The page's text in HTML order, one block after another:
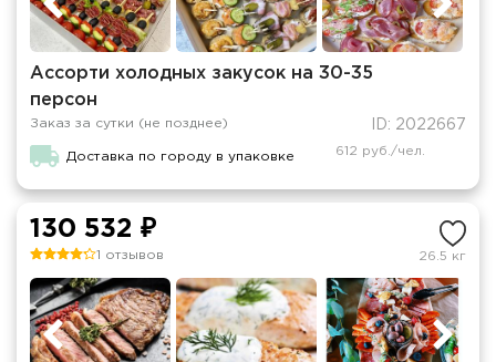
Ассорти холодных закусок на 30-35
персон
Заказ за сутки (не позднее) ID: 2022667
Доставка по городу в упаковке 612 руб./чел.
130 532 ₽
1 отзывов 26.5 кг